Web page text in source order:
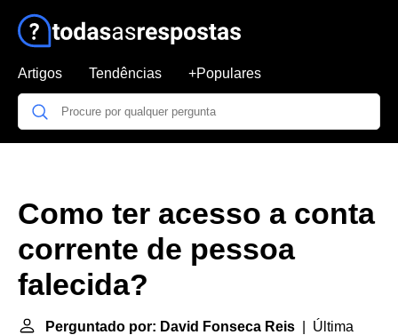
Artigos Tendências +Populares
Como ter acesso a conta
corrente de pessoa
falecida?
Perguntado por: David Fonseca Reis | Última